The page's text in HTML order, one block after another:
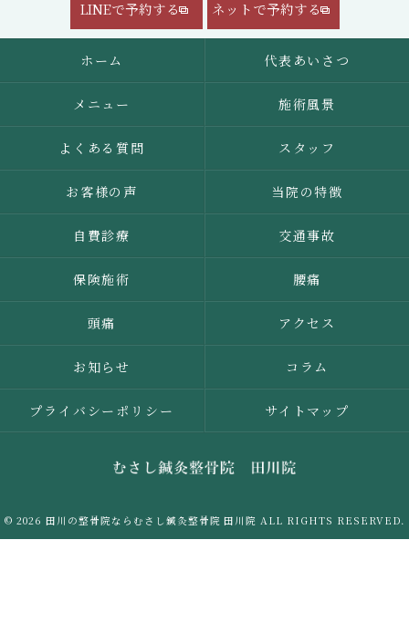
LINEで予約する ネットで予約する
ホーム 代表あいさつ
メニュー 施術風景
よくある質問 スタッフ
お客様の声 当院の特徴
自費診療 交通事故
保険施術 腰痛
頭痛 アクセス
お知らせ コラム
プライバシーポリシー サイトマップ
© 2026 田川の整骨院ならむさし鍼灸整骨院 田川院 ALL RIGHTS RESERVED.